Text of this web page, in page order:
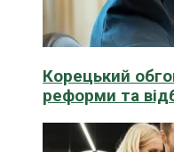
Корецький
реформи та